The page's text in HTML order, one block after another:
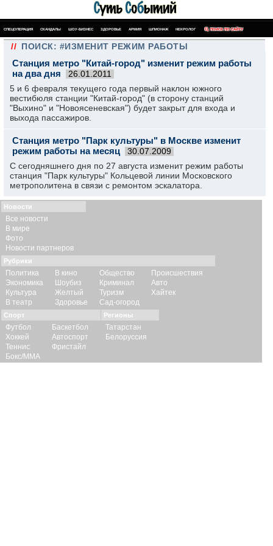
СПЕЦОПЕРАЦИЯ СКАНДАЛЫ ШОУ-БИЗНЕС ЗДОРОВЬЕ АРМИЯ ШПИОНАЖ НЕКРОЛОГ ПОИСК ПО САЙТУ
// ПОИСК: #ИЗМЕНИТ РЕЖИМ РАБОТЫ
Станция метро "Китай-город" изменит режим работы
на два дня
26.01.2011
5 и 6 февраля текущего года первый наклон южного
вестибюля станции "Китай-город" (в сторону станций
"Выхино" и "Новоясеневская") будет закрыт для входа и
выхода пассажиров.
Станция метро "Парк культуры" в Москве изменит
режим работы на месяц
30.07.2009
С сегодняшнего дня по 27 августа изменит режим работы
станция "Парк культуры" Кольцевой линии Московского
метрополитена в связи с ремонтом эскалатора.
Новости
Все новости
В мире
Фото
Новости партнеров
Рубрики
Политика
Экономика
Культура
В театр
В кино
Шоубиз
Желтый
Здоровье
Общество
Криминал
Туризм
Сад-огород
Происшествия
Авто
Хайтек
Спорт
Футбол
Хоккей
Теннис
Бокс/ММА
Баскетбол
Автоспорт
Фристайл
Регионы
Татарстан
Белоруссия